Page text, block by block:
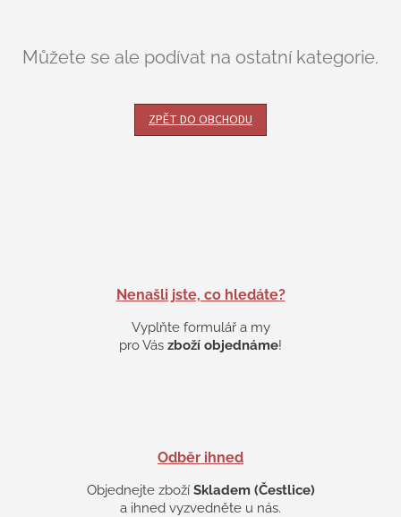
Můžete se ale podívat na ostatní kategorie.
ZPĚT DO OBCHODU
Nenašli jste, co hledáte?
Vyplňte formulář a my
pro Vás zboží objednáme!
Odběr ihned
Objednejte zboží Skladem (Čestlice)
a ihned vyzvedněte u nás.